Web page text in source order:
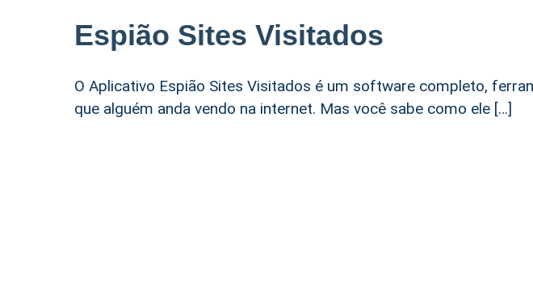
Espião Sites Visitados
O Aplicativo Espião Sites Visitados é um software completo,
que alguém anda vendo na internet. Mas você sabe como ele […]